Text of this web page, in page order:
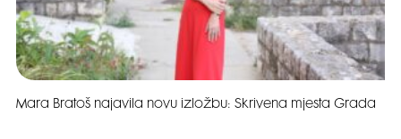
Mara Bratoš najavila novu izložbu: Skrivena mjesta Grada